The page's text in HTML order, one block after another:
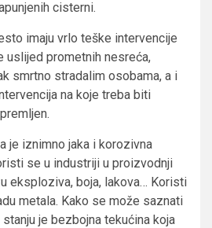
cisterni.
imaju vrlo teške intervencije
uslijed prometnih nesreća,
smrtno stradalim osobama, a i
na koje treba biti
je iznimno jaka i korozivna
se u industriji u proizvodnji
eksploziva, boja, lakova… Koristi
metala. Kako se može saznati
je bezbojna tekućina koja